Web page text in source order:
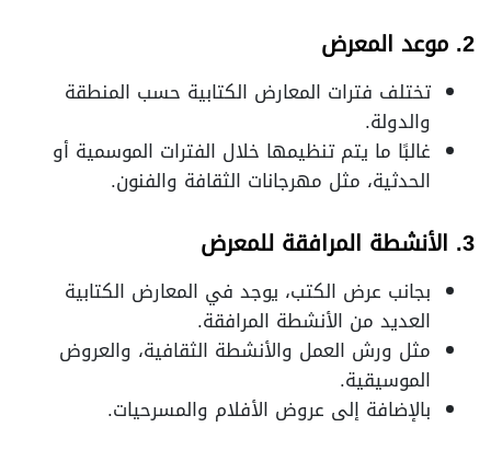
2. موعد المعرض
تختلف فترات المعارض الكتابية حسب المنطقة
والدولة.
غالبًا ما يتم تنظيمها خلال الفترات الموسمية أو
الحدثية، مثل مهرجانات الثقافة والفنون.
3. الأنشطة المرافقة للمعرض
بجانب عرض الكتب، يوجد في المعارض الكتابية
العديد من الأنشطة المرافقة.
مثل ورش العمل والأنشطة الثقافية، والعروض
الموسيقية.
بالإضافة إلى عروض الأفلام والمسرحيات.